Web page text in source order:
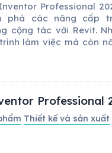
Professional
phá các nâng cấp
cộng tác với Revit.
làm việc mà còn
Professional
Thiết kế và sản xuất